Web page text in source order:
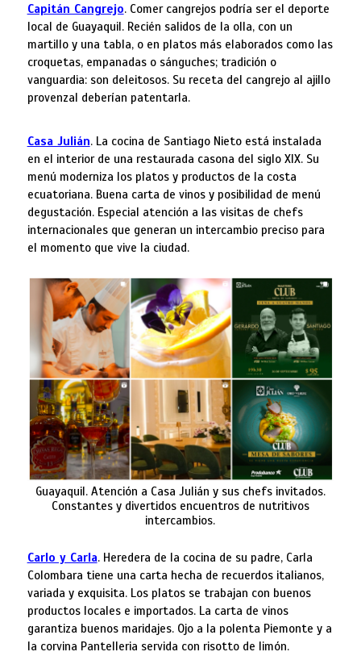
Capitán Cangrejo. Comer cangrejos podría ser el deporte
local de Guayaquil. Recién salidos de la olla, con un
martillo y una tabla, o en platos más elaborados como las
croquetas, empanadas o sánguches; tradición o
vanguardia: son deleitosos. Su receta del cangrejo al ajillo
provenzal deberían patentarla.
Casa Julián. La cocina de Santiago Nieto está instalada
en el interior de una restaurada casona del siglo XIX. Su
menú moderniza los platos y productos de la costa
ecuatoriana. Buena carta de vinos y posibilidad de menú
degustación. Especial atención a las visitas de chefs
internacionales que generan un intercambio preciso para
el momento que vive la ciudad.
Guayaquil. Atención a Casa Julián y sus chefs invitados.
Constantes y divertidos encuentros de nutritivos
intercambios.
Carlo y Carla. Heredera de la cocina de su padre, Carla
Colombara tiene una carta hecha de recuerdos italianos,
variada y exquisita. Los platos se trabajan con buenos
productos locales e importados. La carta de vinos
garantiza buenos maridajes. Ojo a la polenta Piemonte y a
la corvina Pantelleria servida con risotto de limón.